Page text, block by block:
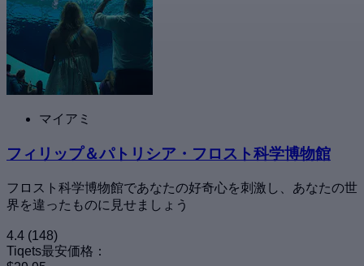
マイアミ
フィリップ＆パトリシア・フロスト科学博物館
フロスト科学博物館であなたの好奇心を刺激し、あなたの世
界を違ったものに見せましょう
4.4 (148)
Tiqets最安価格：